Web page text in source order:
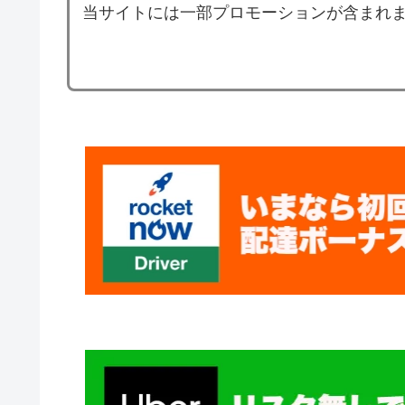
当サイトには一部プロモーションが含まれ